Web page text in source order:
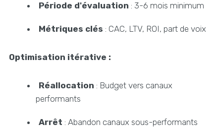
Période d'évaluation : 3-6 mois minimum
Métriques clés : CAC, LTV, ROI, part de voix
Optimisation itérative :
Réallocation : Budget vers canaux
performants
Arrêt : Abandon canaux sous-performants